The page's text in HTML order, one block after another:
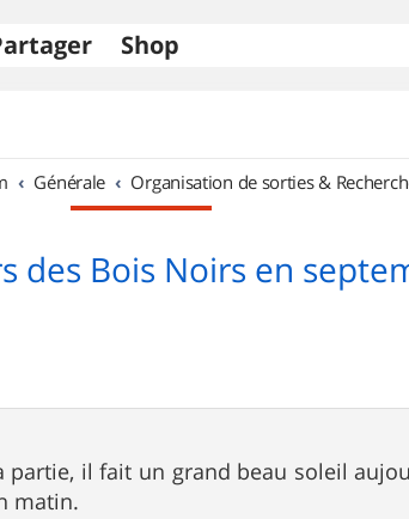
Shop
Générale Organisation de sorties &
des Bois Noirs en
partie, il fait un grand beau soleil
matin.